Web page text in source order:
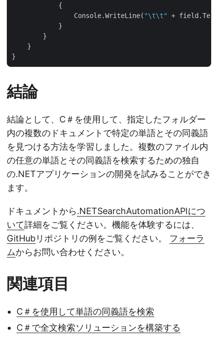
            {
                Console.WriteLine(
"\t\t"
+
            }
        }
    }
結論
結論として、C＃を使用して、指定したフォルダー
内の複数のドキュメントで特定の単語とその同義語
を見つける方法を学習しました。複数のファイル内
の任意の単語とその同義語を検索するための独自
の.NETアプリケーションの開発を試みることができ
ます。
ドキュメントから.NETSearchAutomationAPIにつ
いて詳細をご覧ください。機能を体験するには、
GitHubリポジトリの例をご覧ください。 フォーラ
ムからお問い合わせください。
関連項目
C＃を使用して単語の同義語を検索
C＃で全文検索ソリューションを構築する